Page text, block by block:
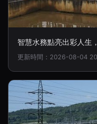
智慧水務點亮出彩人生
更新時間：2026-08-04